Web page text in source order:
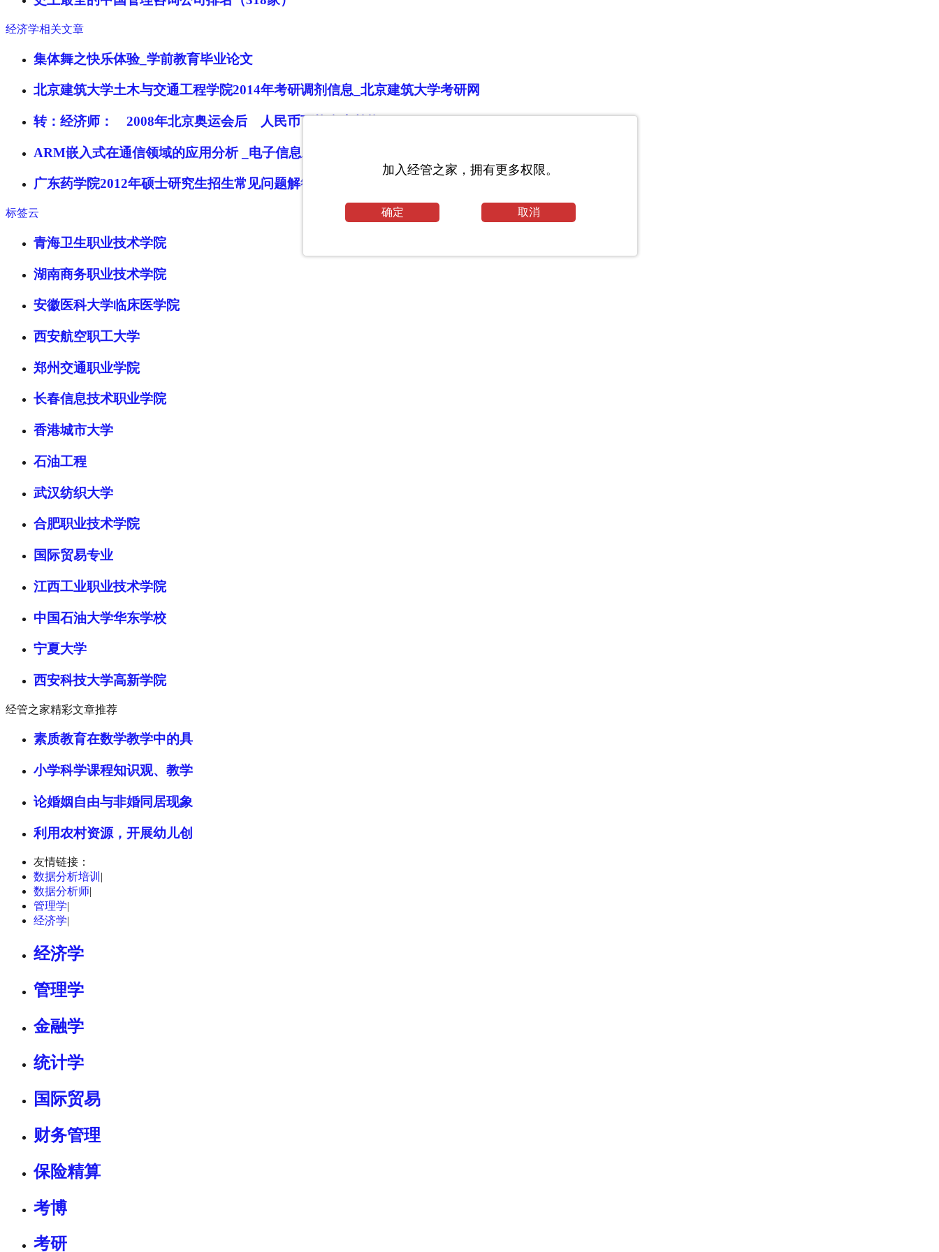
经济学相关文章
集体舞之快乐体验_学前教育毕业论文
北京建筑大学土木与交通工程学院2014年考研调剂信息_北京建筑大学考研网
转：经济师： 2008年北京奥运会后 人民币可能自由兑换
ARM嵌入式在通信领域的应用分析 _电子信息工程毕业论文
广东药学院2012年硕士研究生招生常见问题解答
标签云
青海卫生职业技术学院
湖南商务职业技术学院
安徽医科大学临床医学院
西安航空职工大学
郑州交通职业学院
长春信息技术职业学院
香港城市大学
石油工程
武汉纺织大学
合肥职业技术学院
国际贸易专业
江西工业职业技术学院
中国石油大学华东学校
宁夏大学
西安科技大学高新学院
经管之家精彩文章推荐
素质教育在数学教学中的具
小学科学课程知识观、教学
论婚姻自由与非婚同居现象
利用农村资源，开展幼儿创
友情链接：
数据分析培训 |
数据分析师|
管理学|
经济学|
经济学
管理学
金融学
统计学
国际贸易
财务管理
保险精算
考博
考研
加入经管之家，拥有更多权限。
确定 取消